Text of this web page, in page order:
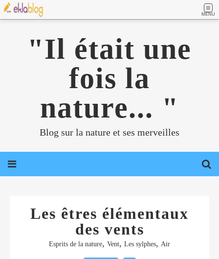
MENU
"Il était une
fois la
nature... "
Blog sur la nature et ses merveilles
Les êtres élémentaux
des vents
Esprits de la nature, Vent, Les sylphes, Air